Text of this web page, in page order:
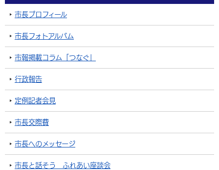
市長プロフィール
市長フォトアルバム
市報掲載コラム「つなぐ」
行政報告
定例記者会見
市長交際費
市長へのメッセージ
市長と話そう ふれあい座談会